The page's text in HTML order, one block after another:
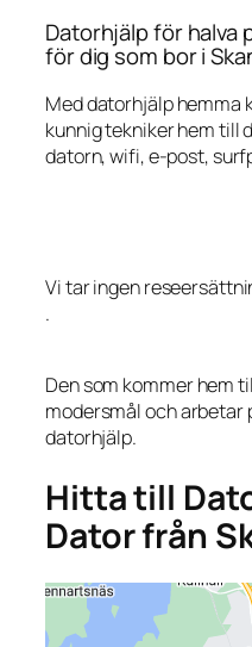
Datorhjälp för halva
för dig som bor i
Med datorhjälp hemma
kunnig tekniker hem till
datorn, wifi, e-post,
Vi tar ingen
.
Den som kommer hem
modersmål och
datorhjälp.
Hitta till
Dator från